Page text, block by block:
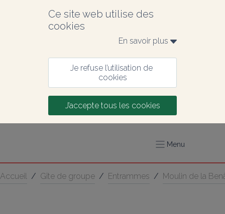
Ce site web utilise des
cookies
En savoir plus
Je refuse l’utilisation de
cookies
J’accepte tous les cookies
Menu
Accueil / Gîte de groupe / Entrammes / Moulin de la